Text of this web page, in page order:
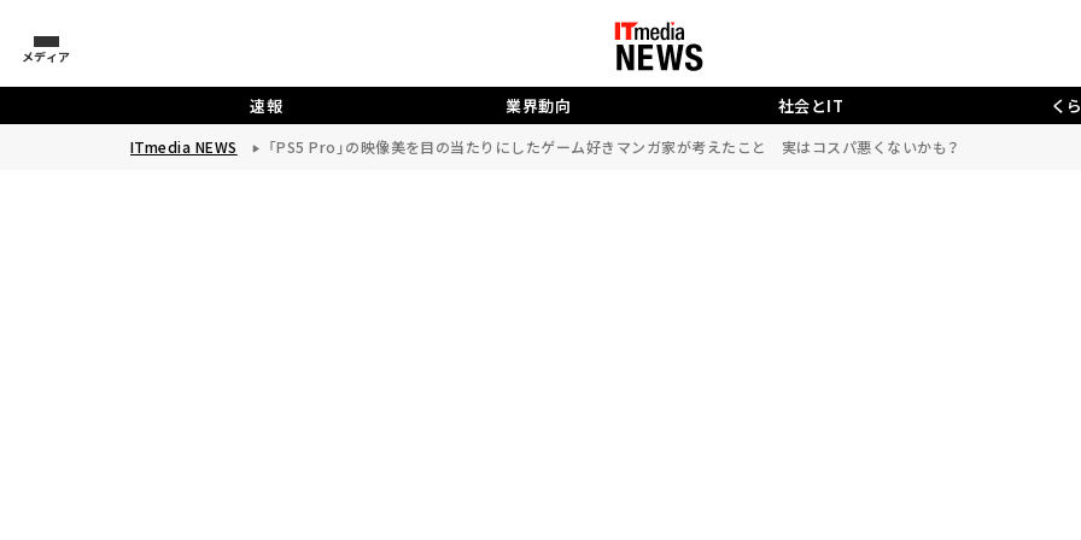
メディア
速報 業界動向 社会とIT く
ITmedia NEWS 「PS5 Pro」の映像美を目の当たりにしたゲーム好きマンガ家が考えたこと 実はコスパ悪くないかも？